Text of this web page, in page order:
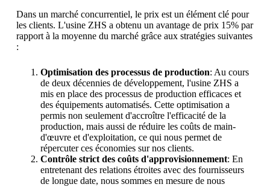
Dans un marché concurrentiel, le prix est un élément clé pour
les clients. L'usine ZHS a obtenu un avantage de prix 15% par
rapport à la moyenne du marché grâce aux stratégies suivantes
:
Optimisation des processus de production: Au cours
de deux décennies de développement, l'usine ZHS a
mis en place des processus de production efficaces et
des équipements automatisés. Cette optimisation a
permis non seulement d'accroître l'efficacité de la
production, mais aussi de réduire les coûts de main-
d'œuvre et d'exploitation, ce qui nous permet de
répercuter ces économies sur nos clients.
Contrôle strict des coûts d'approvisionnement: En
entretenant des relations étroites avec des fournisseurs
de longue date, nous sommes en mesure de nous